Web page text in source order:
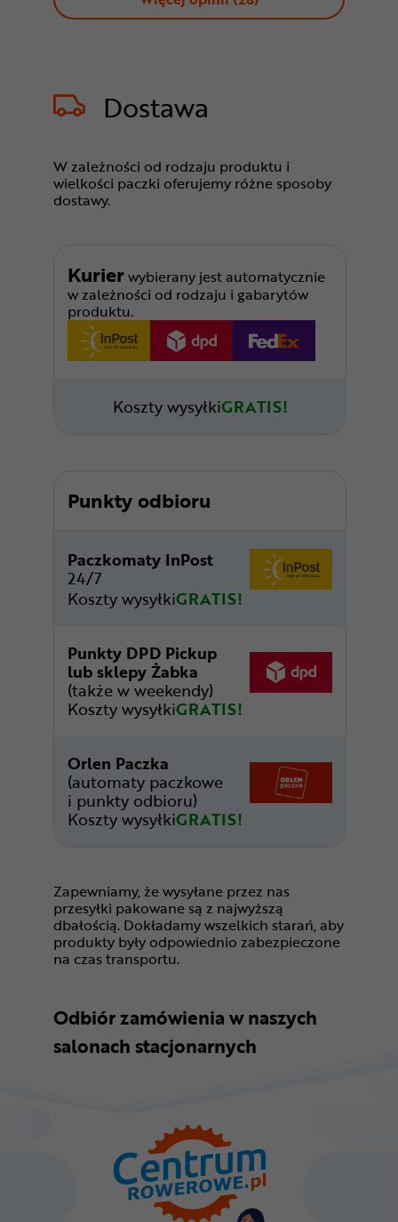
Dostawa
W zależności od rodzaju produktu i
wielkości paczki oferujemy różne sposoby
dostawy.
Kurierwybierany jest automatycznie
w zależności od rodzaju i gabarytów
produktu.
Koszty wysyłkiGRATIS!
Punkty odbioru
Paczkomaty InPost
24/7
Koszty wysyłkiGRATIS!
Punkty DPD Pickup
lub sklepy Żabka
(także w weekendy)
Koszty wysyłkiGRATIS!
Orlen Paczka
(automaty paczkowe
i punkty odbioru)
Koszty wysyłkiGRATIS!
Zapewniamy, że wysyłane przez nas
przesyłki pakowane są z najwyższą
dbałością. Dokładamy wszelkich starań, aby
produkty były odpowiednio zabezpieczone
na czas transportu.
Odbiór zamówienia w naszych
salonach stacjonarnych